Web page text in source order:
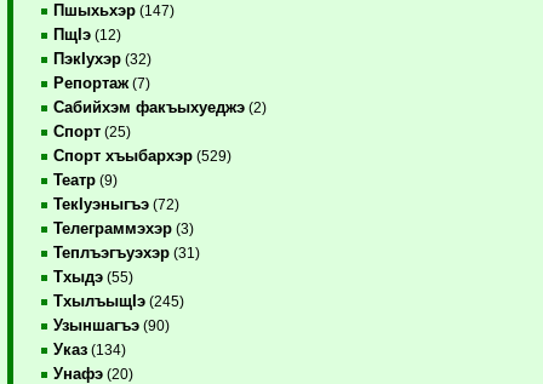
Пшыхьхэр (147)
ПщIэ (12)
ПэкIухэр (32)
Репортаж (7)
Сабийхэм факъыхуеджэ (2)
Спорт (25)
Спорт хъыбархэр (529)
Театр (9)
ТекIуэныгъэ (72)
Телеграммэхэр (3)
Теплъэгъуэхэр (31)
Тхыдэ (55)
ТхылъыщIэ (245)
Узыншагъэ (90)
Указ (134)
Унафэ (20)